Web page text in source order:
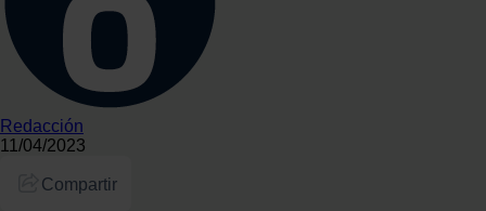
Redacción
11/04/2023
Compartir